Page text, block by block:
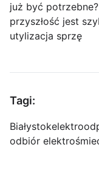
już być
przyszłość jest
utylizacja sprzę
Tagi:
Białystok
odbiór